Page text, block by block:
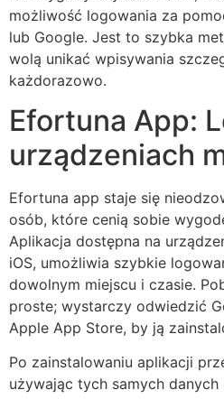
możliwość logowania za
lub Google. Jest to szybka
wolą unikać wpisywania
każdorazowo.
Efortuna App:
urządzeniach
Efortuna app staje się
osób, które cenią sobie
Aplikacja dostępna na
iOS, umożliwia szybkie
dowolnym miejscu i czasie.
proste; wystarczy odwiedzić
Apple App Store, by ją
Po zainstalowaniu aplikacji
używając tych samych